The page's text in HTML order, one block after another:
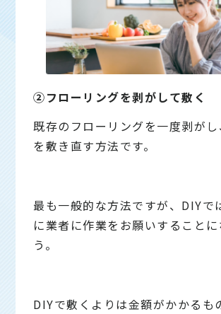
②フローリングを剥がして敷く
既存のフローリングを一度剥が
を敷き直す方法です。
最も一般的な方法ですが、DIYで
に業者に作業をお願いすることに
う。
DIYで敷くよりは金額がかかるも